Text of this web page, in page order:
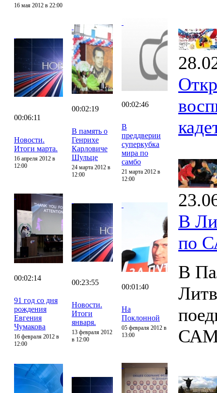
16 мая 2012 в 22:00
00:06:11
Новости.
Итоги марта.
16 апреля 2012 в
12:00
00:02:19
В память о
Генрихе
Карловиче
Шульце
24 марта 2012 в
12:00
00:02:46
В
преддверии
суперкубка
мира по
самбо
21 марта 2012 в
12:00
00:02:14
91 год со дня
рождения
Евгения
Чумакова
16 февраля 2012 в
12:00
00:23:55
Новости.
Итоги
января.
13 февраля 2012
в 12:00
00:01:40
На
Поклонной
05 февраля 2012 в
13:00
В
по
В